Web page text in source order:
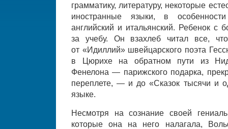
грамматику, литературу, некоторые
иностранные языки, в
английский и итальянский. Ребенок с
за учебу. Он взахлеб читал все,
от «Идиллий» швейцарского поэта
в Цюрихе на обратном пути из
Фенелона — парижского подарка,
переплете, — и до «Сказок тысячи и
языке.
Несмотря на сознание своей
которые она на него налагала,